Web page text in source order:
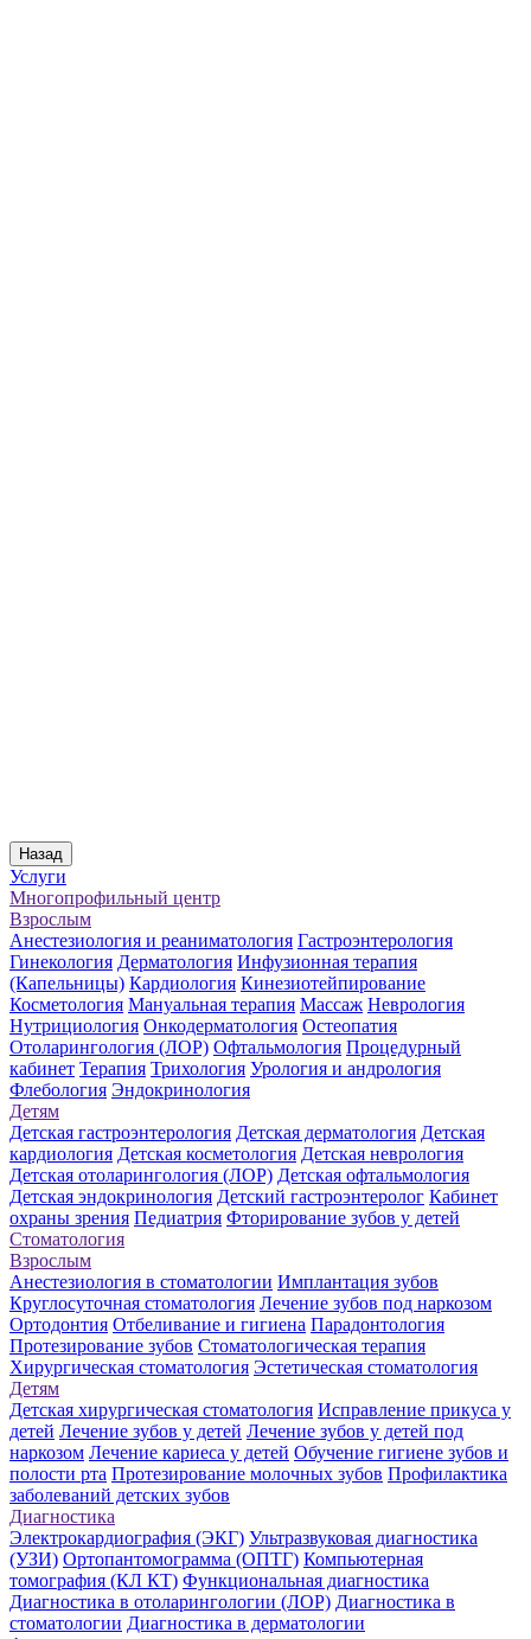
Назад
Услуги
Многопрофильный центр
Взрослым
Анестезиология и реаниматология Гастроэнтерология
Гинекология Дерматология Инфузионная терапия
(Капельницы) Кардиология Кинезиотейпирование
Косметология Мануальная терапия Массаж Неврология
Нутрициология Онкодерматология Остеопатия
Отоларингология (ЛОР) Офтальмология Процедурный
кабинет Терапия Трихология Урология и андрология
Флебология Эндокринология
Детям
Детская гастроэнтерология Детская дерматология Детская
кардиология Детская косметология Детская неврология
Детская отоларингология (ЛОР) Детская офтальмология
Детская эндокринология Детский гастроэнтеролог Кабинет
охраны зрения Педиатрия Фторирование зубов у детей
Стоматология
Взрослым
Анестезиология в стоматологии Имплантация зубов
Круглосуточная стоматология Лечение зубов под наркозом
Ортодонтия Отбеливание и гигиена Парадонтология
Протезирование зубов Стоматологическая терапия
Хирургическая стоматология Эстетическая стоматология
Детям
Детская хирургическая стоматология Исправление прикуса у
детей Лечение зубов у детей Лечение зубов у детей под
наркозом Лечение кариеса у детей Обучение гигиене зубов и
полости рта Протезирование молочных зубов Профилактика
заболеваний детских зубов
Диагностика
Электрокардиография (ЭКГ) Ультразвуковая диагностика
(УЗИ) Ортопантомограмма (ОПТГ) Компьютерная
томография (КЛ КТ) Функциональная диагностика
Диагностика в отоларингологии (ЛОР) Диагностика в
стоматологии Диагностика в дерматологии